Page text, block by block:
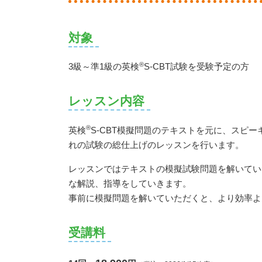
対象
3級～準1級の英検®S-CBT試験を受験予定の方
レッスン内容
英検®S-CBT模擬問題のテキストを元に、スピ
れの試験の総仕上げのレッスンを行います。
レッスンではテキストの模擬試験問題を解いて
な解説、指導をしていきます。
事前に模擬問題を解いていただくと、より効率
受講料